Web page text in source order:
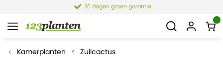
30 dagen groen garantie
Kamerplanten Zuilcactus